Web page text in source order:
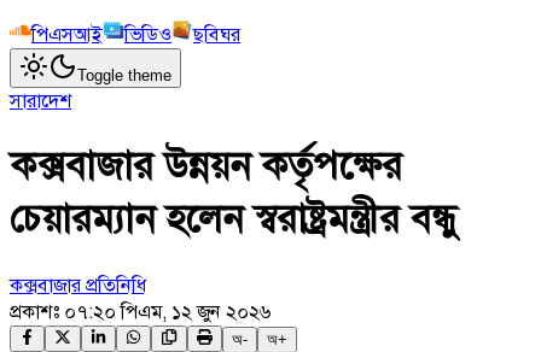
পিএসআই
ভিডিও ছবিঘর
Toggle theme
সারাদেশ
কক্সবাজার উন্নয়ন কর্তৃপক্ষের
চেয়ারম্যান হলেন স্বরাষ্ট্রমন্ত্রীর বন্ধু
কক্সবাজার প্রতিনিধি
প্রকাশঃ ০৭:২০ পিএম, ১২ জুন ২০২৬
অ- অ+